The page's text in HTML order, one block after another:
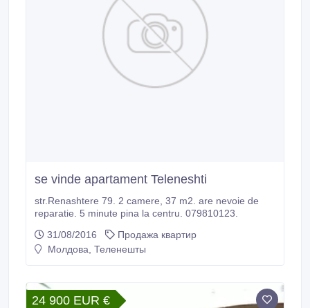
se vinde apartament Teleneshti
str.Renashtere 79. 2 camere, 37 m2. are nevoie de
reparatie. 5 minute pina la centru. 079810123.
31/08/2016
Продажа квартир
Молдова, Теленешты
24 900 EUR €